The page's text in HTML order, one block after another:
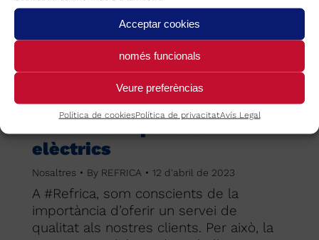
Acceptar cookies
només funcionals
Veure preferèncias
Política de cookiesPolítica de privacitatAvís Legal
elèctrics
Nosaltres By REFRICA 12 d'abril de 2023
A #Refrica, som conscients de la
importància d’oferir un servei de
qualitat als nostres clients. Per això, la